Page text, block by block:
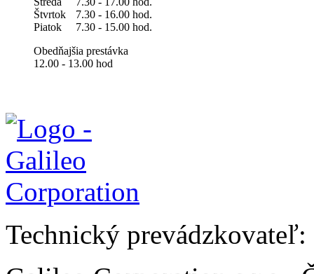
Štvrtok
7.30 - 16.00 hod.
Piatok
7.30 - 15.00 hod.
Obedňajšia prestávka
12.00 - 13.00 hod
Technický prevádzkovateľ: